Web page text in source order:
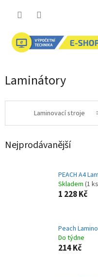
Laminátory
Laminovací stroje
Nejprodávanější
PEACH A4
Skladem (1
1 228 Kč
Peach
Do týdne
214 Kč